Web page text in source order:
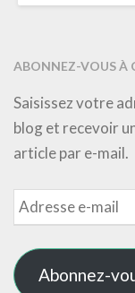
ABONNEZ-VOUS À
Saisissez votre
blog et recevoir
article par e-mail.
Adresse
e-
mail
Abonnez-